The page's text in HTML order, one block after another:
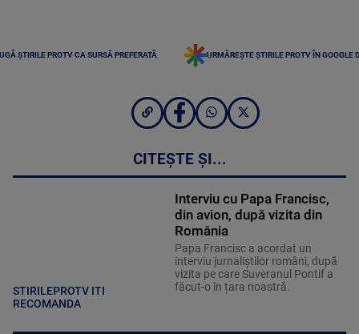
ȘTIRILE PROTV CA SURSĂ PREFERATĂ URMĂREȘTE ȘTIRILE PROTV ÎN GOOGLE
CITEȘTE ȘI...
STIRILEPROTV ITI
RECOMANDA
Interviu cu Papa Francisc,
din avion, după vizita din
România
Papa Francisc a acordat un
interviu jurnaliștilor români, după
vizita pe care Suveranul Pontif a
făcut-o în țara noastră.